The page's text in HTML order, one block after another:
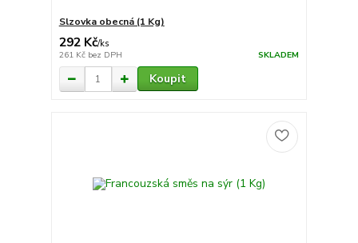
Slzovka obecná (1 Kg)
292 Kč/ks
261 Kč bez DPH SKLADEM
Koupit